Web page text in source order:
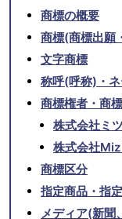
商標の概要
商標(商標出願
文字商標
称呼(呼称)・
商標権者・商
株式会社ミ
株式会社
商標区分
指定商品・指
メディア(新聞